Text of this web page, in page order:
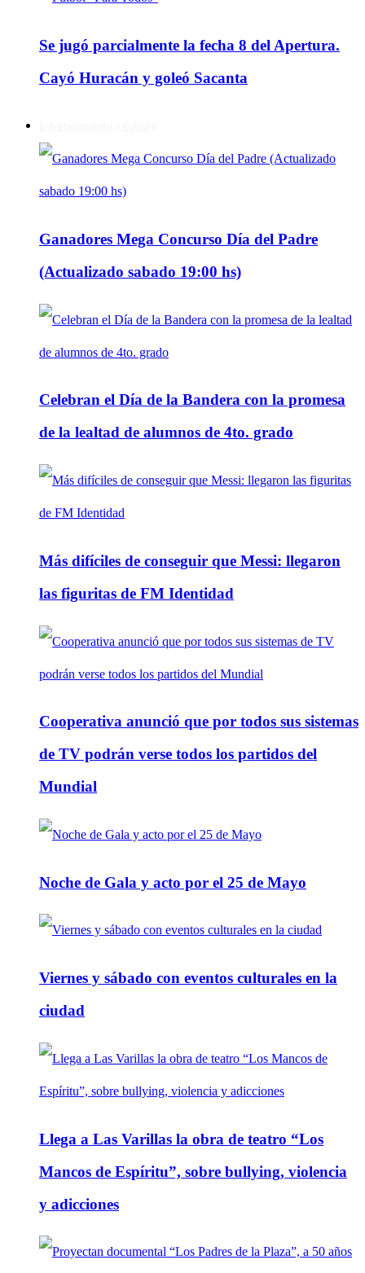
Se jugó parcialmente la fecha 8 del Apertura.
Cayó Huracán y goleó Sacanta
Ganadores Mega Concurso Día del Padre
(Actualizado sabado 19:00 hs)
Celebran el Día de la Bandera con la promesa
de la lealtad de alumnos de 4to. grado
Más difíciles de conseguir que Messi: llegaron
las figuritas de FM Identidad
Cooperativa anunció que por todos sus sistemas
de TV podrán verse todos los partidos del
Mundial
Noche de Gala y acto por el 25 de Mayo
Viernes y sábado con eventos culturales en la
ciudad
Llega a Las Varillas la obra de teatro “Los
Mancos de Espíritu”, sobre bullying, violencia
y adicciones